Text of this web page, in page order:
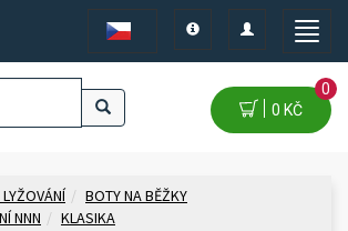
Toggle
Toggle
navigation
Toggle
0 KČ
0
BOTY NA BĚŽKY
NNN
KLASIKA